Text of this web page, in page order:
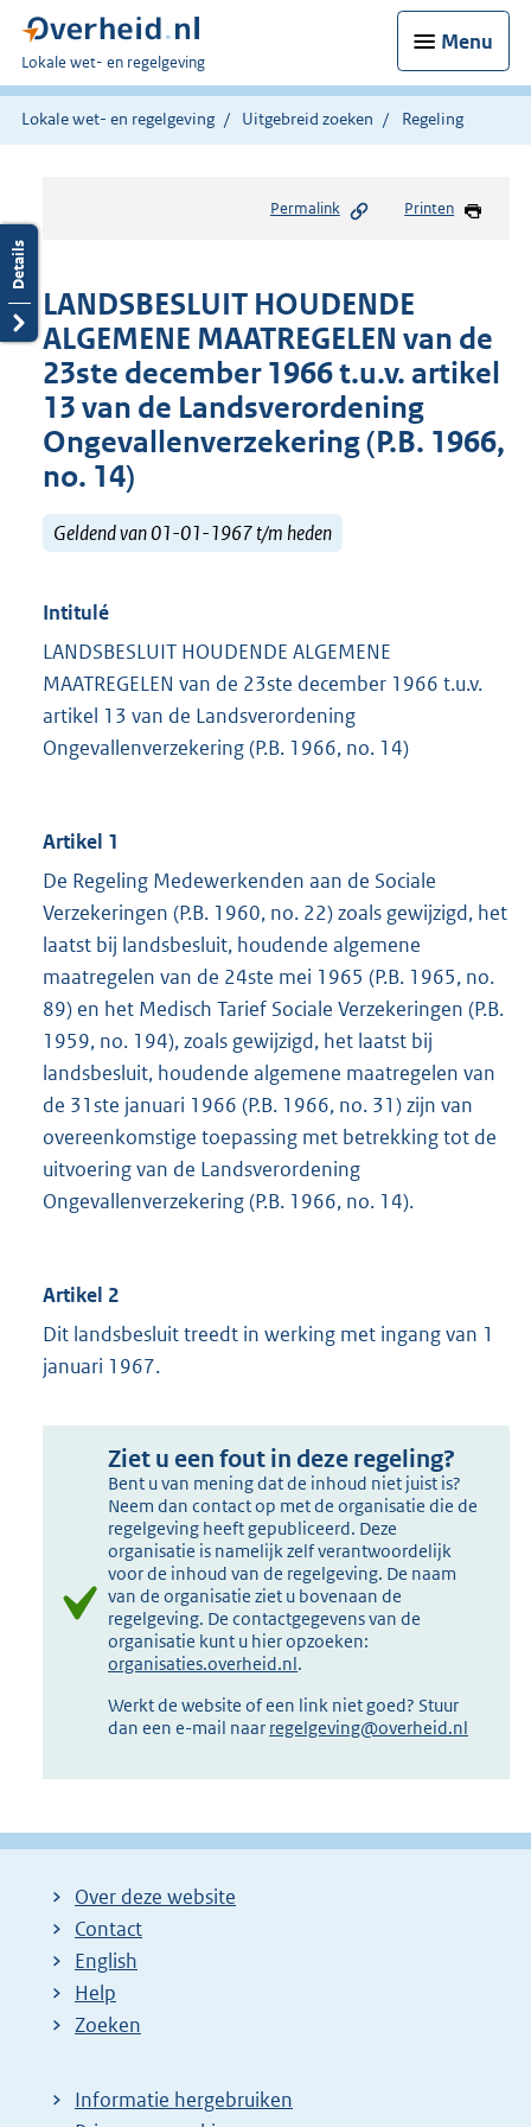
Menu
U
bent
hier:
Lokale wet- en regelgeving
Lokale wet- en regelgeving Uitgebreid zoeken Regeling
Permalink Printen
LANDSBESLUIT HOUDENDE
ALGEMENE MAATREGELEN van de
23ste december 1966 t.u.v. artikel
13 van de Landsverordening
Ongevallenverzekering (P.B. 1966,
no. 14)
Geldend van 01-01-1967 t/m heden
Intitulé
LANDSBESLUIT HOUDENDE ALGEMENE
MAATREGELEN van de 23ste december 1966 t.u.v.
artikel 13 van de Landsverordening
Ongevallenverzekering (P.B. 1966, no. 14)
Artikel 1
De Regeling Medewerkenden aan de Sociale
Verzekeringen (P.B. 1960, no. 22) zoals gewijzigd, het
laatst bij landsbesluit, houdende algemene
maatregelen van de 24ste mei 1965 (P.B. 1965, no.
89) en het Medisch Tarief Sociale Verzekeringen (P.B.
1959, no. 194), zoals gewijzigd, het laatst bij
landsbesluit, houdende algemene maatregelen van
de 31ste januari 1966 (P.B. 1966, no. 31) zijn van
overeenkomstige toepassing met betrekking tot de
uitvoering van de Landsverordening
Ongevallenverzekering (P.B. 1966, no. 14).
Artikel 2
Dit landsbesluit treedt in werking met ingang van 1
januari 1967.
Ziet u een fout in deze regeling?
Bent u van mening dat de inhoud niet juist is?
Neem dan contact op met de organisatie die de
regelgeving heeft gepubliceerd. Deze
organisatie is namelijk zelf verantwoordelijk
voor de inhoud van de regelgeving. De naam
van de organisatie ziet u bovenaan de
regelgeving. De contactgegevens van de
organisatie kunt u hier opzoeken:
organisaties.overheid.nl.
Werkt de website of een link niet goed? Stuur
dan een e-mail naar regelgeving@overheid.nl
Over deze website
Contact
English
Help
Zoeken
Informatie hergebruiken